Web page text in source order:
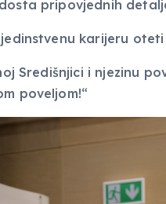
pripovjednih
karijeru
Središnjici i njezinu
poveljom!“